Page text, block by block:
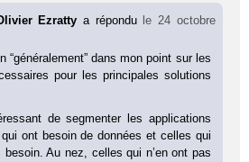
Ezratty a répondu le 24 octobre
“généralement” dans mon point sur les
pour les principales solutions
de segmenter les applications
ont besoin de données et celles qui
besoin. Au nez, celles qui n’en ont pas